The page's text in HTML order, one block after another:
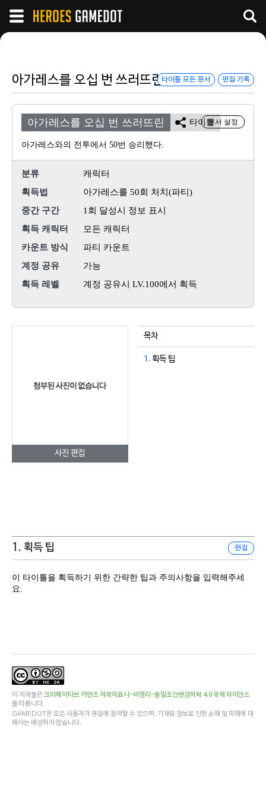
아가레스를 오십 번 쓰러뜨린타이틀 모든 문서 편집 기록
문서 설정
아가레스를 오십 번 쓰러뜨린 타이틀
아가레스와의 전투에서 50번 승리했다.
분류
캐릭터
획득법
아가레스를 50회 처치(파티)
중간 구간
1회 달성시 정보 표시
획득 캐릭터
모든 캐릭터
카운트 방식
파티 카운트
계정 공유
가능
획득 레벨
계정 공유시 LV.100에서 획득
사진 편집
목차
1. 획득 팁
1. 획득 팁 편집
이 타이틀을 획득하기 위한 간략한 팁과 주의사항을 입력해주세
요.
이 저작물은크리에이티브 커먼즈 저작자표시-비영리-동일조건변경허락 4.0 국제 라이선스
를 따릅니다.
GAMEDOT은 모든 사용자가 편집에 참여할 수 있으며, 기재된 정보로 인한 손해 및 피해에 대
해서는 배상하지 않습니다.